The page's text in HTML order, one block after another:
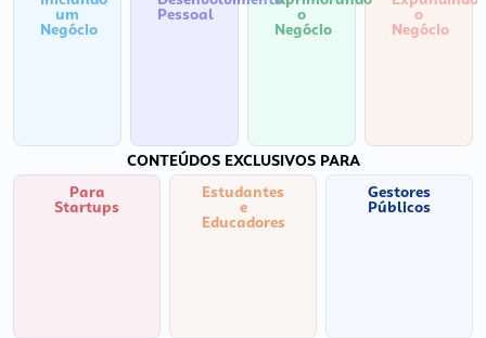
um
Negócio
Pessoal o
Negócio
o
Negócio
CONTEÚDOS EXCLUSIVOS PARA
Para
Startups
Estudantes
e
Educadores
Gestores
Públicos